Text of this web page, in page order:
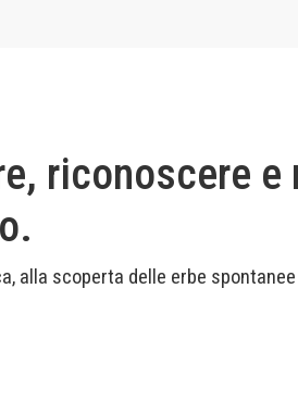
riconoscere e
alla scoperta delle erbe